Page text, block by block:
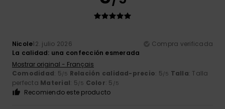
Nicole12. julio 2026
Compra verificada
La calidad: una confección esmerada
Mostrar original - Français
Comodidad: 5/5 Relación calidad-precio: 5/5 Talla: Talla
perfecta Material: 5/5 Color: 5 /5
Recomiendo este producto